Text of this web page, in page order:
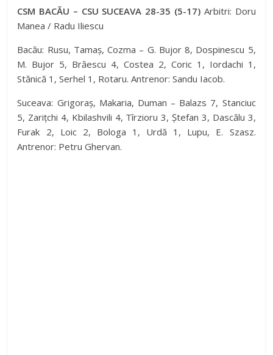
CSM BACĂU – CSU SUCEAVA 28-35 (5-17) Arbitri: Doru
Manea / Radu Iliescu
Bacău: Rusu, Tamaș, Cozma – G. Bujor 8, Dospinescu 5,
M. Bujor 5, Brăescu 4, Costea 2, Coric 1, Iordachi 1,
Stănică 1, Serhel 1, Rotaru. Antrenor: Sandu Iacob.
Suceava: Grigoraș, Makaria, Duman – Balazs 7, Stanciuc
5, Zarițchi 4, Kbilashvili 4, Tîrzioru 3, Ștefan 3, Dascălu 3,
Furak 2, Loic 2, Bologa 1, Urdă 1, Lupu, E. Szasz.
Antrenor: Petru Ghervan.